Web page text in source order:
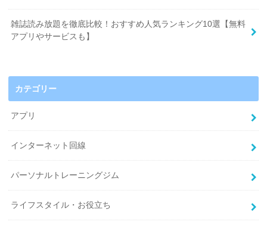
雑誌読み放題を徹底比較！おすすめ人気ランキング10選【無料
アプリやサービスも】
カテゴリー
アプリ
インターネット回線
パーソナルトレーニングジム
ライフスタイル・お役立ち